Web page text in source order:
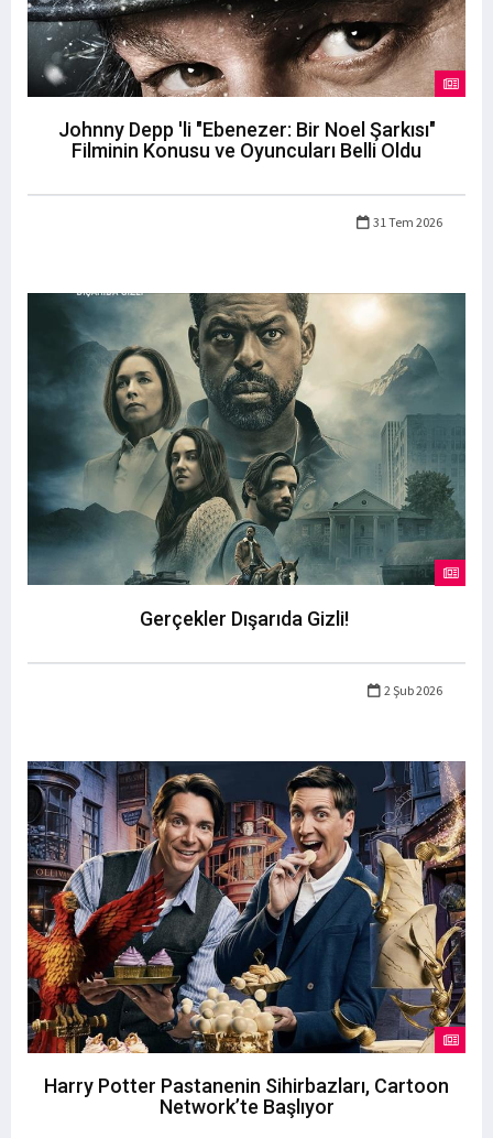
Johnny Depp 'li "Ebenezer: Bir Noel Şarkısı"
Filminin Konusu ve Oyuncuları Belli Oldu
31 Tem 2026
Gerçekler Dışarıda Gizli!
2 Şub 2026
Harry Potter Pastanenin Sihirbazları, Cartoon
Network’te Başlıyor